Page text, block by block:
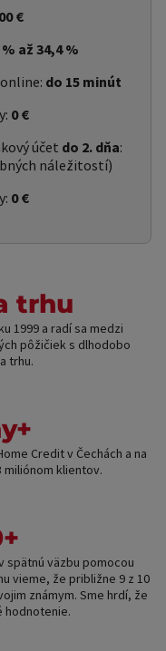
€
až 34,4 %
do 15 minút
0 €
účet do 2. dňa:
náležitostí)
0 €
trhu
1999 a radí sa medzi
pôžičiek s dlhodobo
trhu.
Credit v Čechách a na
miliónom klientov.
spätnú väzbu pomocou
vieme, že približne 9 z 10
známym. Sme hrdí, že
hodnotenie.